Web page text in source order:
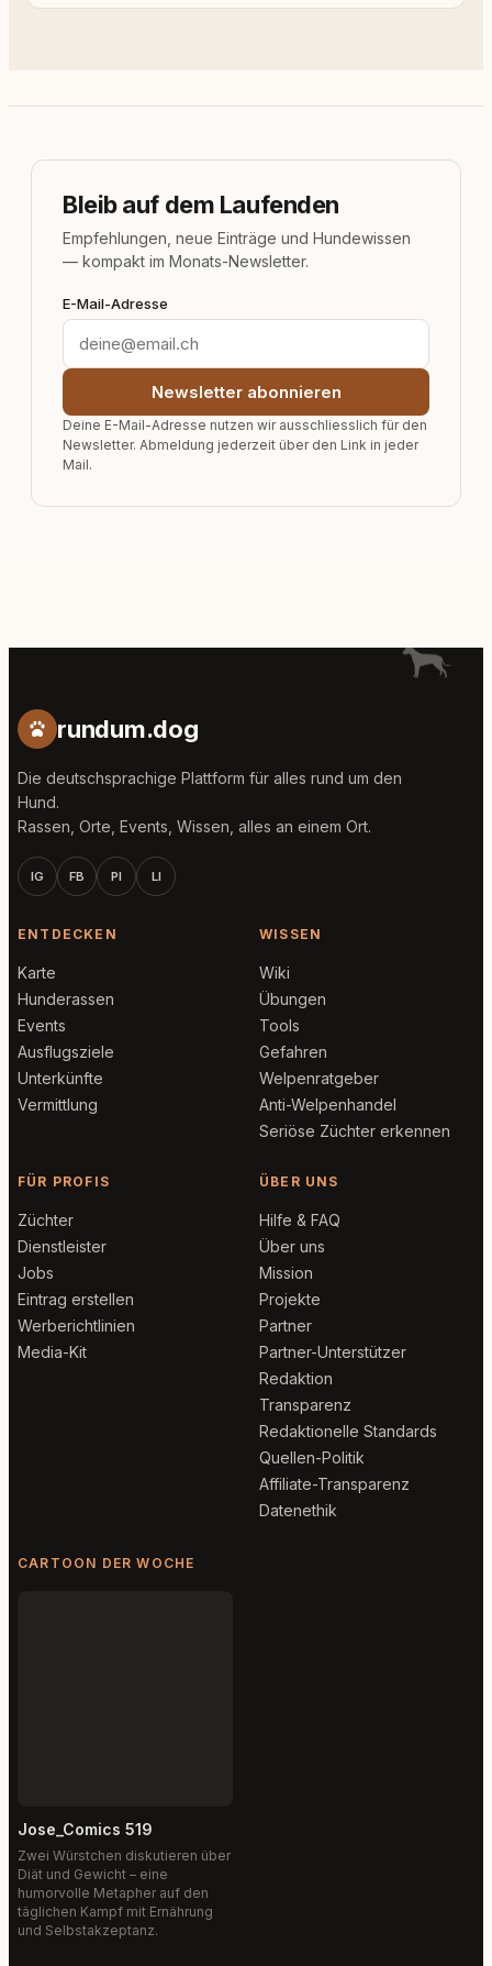
Bleib auf dem Laufenden
Empfehlungen, neue Einträge und Hundewissen
— kompakt im Monats-Newsletter.
E-Mail-Adresse
Newsletter abonnieren
Deine E-Mail-Adresse nutzen wir ausschliesslich für den
Newsletter. Abmeldung jederzeit über den Link in jeder
Mail.
rundum.dog
Die deutschsprachige Plattform für alles rund um den
Hund.
Rassen, Orte, Events, Wissen, alles an einem Ort.
IG FB PI LI
ENTDECKEN
Karte
Hunderassen
Events
Ausflugsziele
Unterkünfte
Vermittlung
WISSEN
Wiki
Übungen
Tools
Gefahren
Welpenratgeber
Anti-Welpenhandel
Seriöse Züchter erkennen
FÜR PROFIS
Züchter
Dienstleister
Jobs
Eintrag erstellen
Werberichtlinien
Media-Kit
ÜBER UNS
Hilfe & FAQ
Über uns
Mission
Projekte
Partner
Partner-Unterstützer
Redaktion
Transparenz
Redaktionelle Standards
Quellen-Politik
Affiliate-Transparenz
Datenethik
CARTOON DER WOCHE
Jose_Comics 519
Zwei Würstchen diskutieren über
Diät und Gewicht – eine
humorvolle Metapher auf den
täglichen Kampf mit Ernährung
und Selbstakzeptanz.